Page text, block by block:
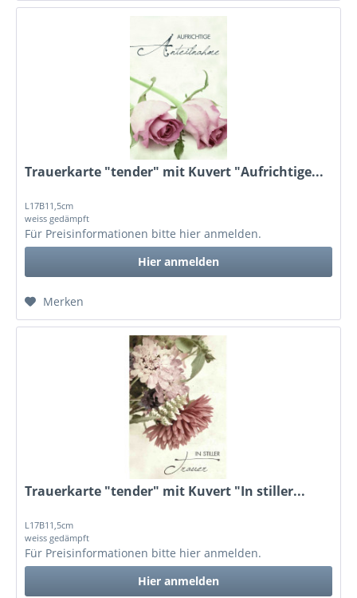
Trauerkarte "tender" mit Kuvert "Aufrichtige...
L17B11,5cm
weiss gedämpft
Für Preisinformationen bitte hier anmelden.
Hier anmelden
Merken
Trauerkarte "tender" mit Kuvert "In stiller...
L17B11,5cm
weiss gedämpft
Für Preisinformationen bitte hier anmelden.
Hier anmelden